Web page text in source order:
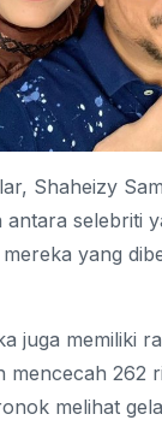
Shaheizy
antara selebriti
yang
juga memiliki
mencecah 262
melihat